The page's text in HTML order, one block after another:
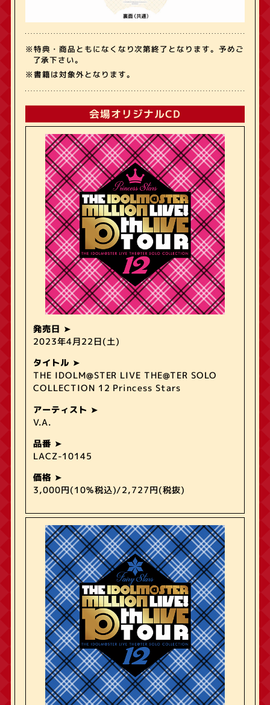
※特典・商品ともになくなり次第終了となります。予めご
了承下さい。
※書籍は対象外となります。
会場オリジナルCD
発売日
2023年4月22日(土)
タイトル
THE IDOLM@STER LIVE THE@TER SOLO
COLLECTION 12 Princess Stars
アーティスト
V.A.
品番
LACZ-10145
価格
3,000円(10%税込)/2,727円(税抜)